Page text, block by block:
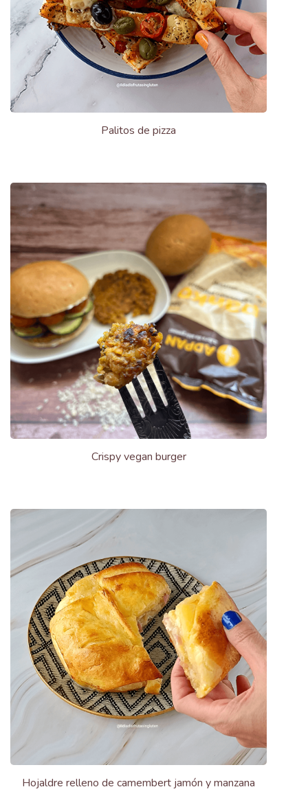
Palitos de pizza
Crispy vegan burger
Hojaldre relleno de camembert jamón y manzana